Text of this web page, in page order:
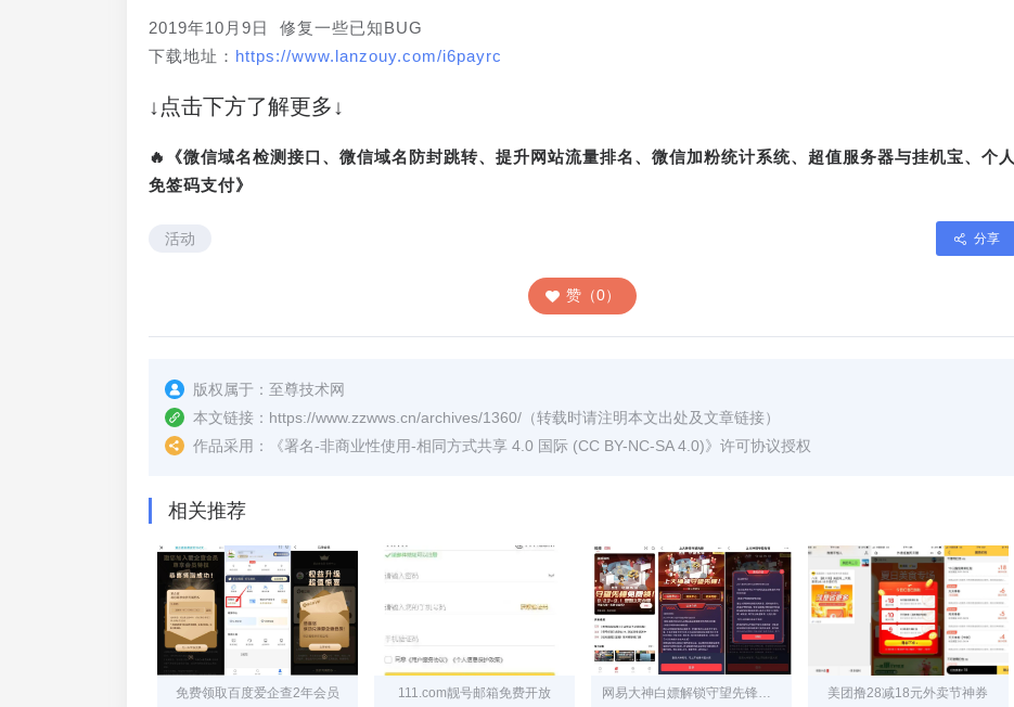
2019年10月9日 修复一些已知BUG
下载地址： https://www.lanzouy.com/i6payrc
↓点击下方了解更多↓
🔥《微信域名检测接口、微信域名防封跳转、提升网站流量排名、微信加粉统计系统、超值服务器与挂机宝、个人
免签码支付》
活动 分享
赞（0）
版权属于： 至尊技术网
本文链接： https://www.zzwws.cn/archives/1360/ （转载时请注明本文出处及文章链接）
作品采用：
《署名-非商业性使用-相同方式共享 4.0 国际 (CC BY-NC-SA 4.0)》许可协议授权
相关推荐
免费领取百度爱企查2年会员 111.com靓号邮箱免费开放 网易大神白嫖解锁守望先锋资格 美团撸28减18元外卖节神券